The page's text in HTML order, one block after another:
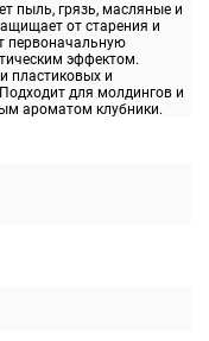
пыль, грязь, масляные и
от старения и
первоначальную
эффектом.
пластиковых и
для молдингов и
ароматом клубники.